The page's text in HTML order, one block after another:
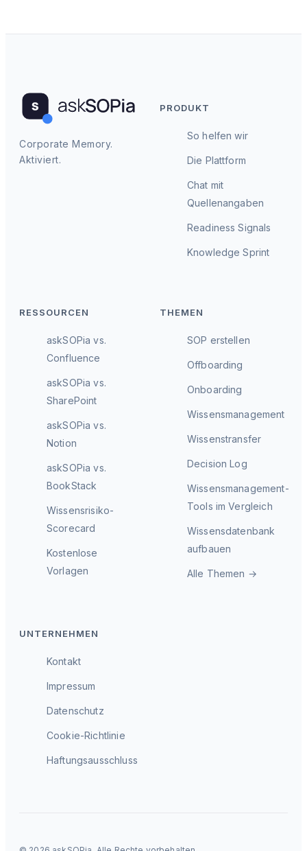
Corporate Memory.
Aktiviert.
PRODUKT
So helfen wir
Die Plattform
Chat mit
Quellenangaben
Readiness Signals
Knowledge Sprint
RESSOURCEN
askSOPia vs.
Confluence
askSOPia vs.
SharePoint
askSOPia vs.
Notion
askSOPia vs.
BookStack
Wissensrisiko-
Scorecard
Kostenlose
Vorlagen
THEMEN
SOP erstellen
Offboarding
Onboarding
Wissensmanagement
Wissenstransfer
Decision Log
Wissensmanagement-
Tools im Vergleich
Wissensdatenbank
aufbauen
Alle Themen →
UNTERNEHMEN
Kontakt
Impressum
Datenschutz
Cookie-Richtlinie
Haftungsausschluss